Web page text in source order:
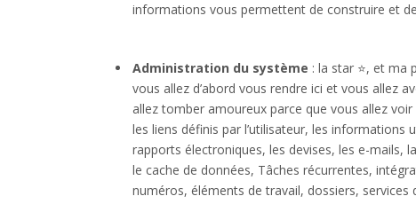
informations vous permettent de construire et
Administration du système : la star ⭐️, et ma
vous allez d’abord vous rendre ici et vous allez
allez tomber amoureux parce que vous allez
les liens définis par l’utilisateur, les
rapports électroniques, les devises, les e-mails,
le cache de données, Tâches récurrentes,
numéros, éléments de travail, dossiers, services